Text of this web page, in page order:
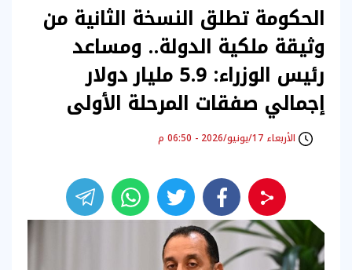
الحكومة تطلق النسخة الثانية من
وثيقة ملكية الدولة.. ومساعد
رئيس الوزراء: 5.9 مليار دولار
إجمالي صفقات المرحلة الأولى
الأربعاء 17/يونيو/2026 - 06:50 م